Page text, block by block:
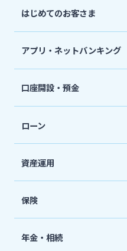
はじめてのお客さま
アプリ・ネットバンキング
個人向けネットバ
ねっと」
口座開設・預金
普通預金など
定期預金
ローン
おまとめローン
「おまとめ1（ワン
住宅ローン
資産運用
国債
保険
年金・相続